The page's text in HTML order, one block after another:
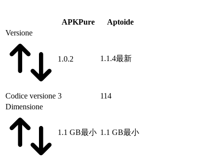
APKPure
Aptoide
Versione
1.0.2 1.1.4最新
Codice versione 3
114
Dimensione
1.1 GB最小 1.1 GB最小